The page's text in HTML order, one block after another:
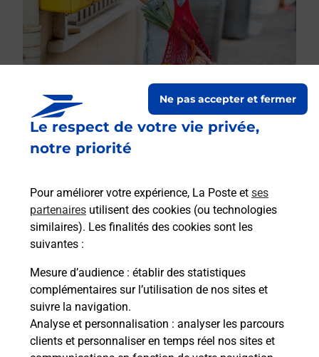
Le respect de votre vie privée,
notre priorité
Pour améliorer votre expérience, La Poste et ses
partenaires utilisent des cookies (ou technologies
similaires). Les finalités des cookies sont les
suivantes :
Mesure d’audience : établir des statistiques
complémentaires sur l’utilisation de nos sites et
suivre la navigation.
Analyse et personnalisation : analyser les parcours
clients et personnaliser en temps réel nos sites et
Ne pas accepter et fermer
Boîte aux lettres La Poste
24 Petite Rue
02540 L Epine Aux Bois
Le lien s'ouvre dans un nouvel onglet
Boîte aux Lettres La Poste
Prochaine collecte du courriersamedi à 09h00
Le lien s'ouvre dans un nouvel onglet